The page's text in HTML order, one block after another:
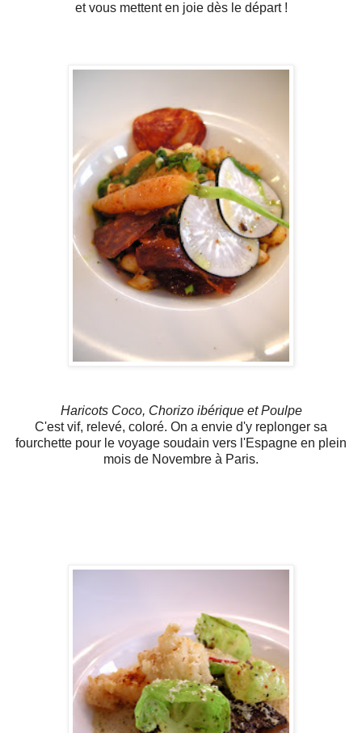
et vous mettent en joie dès le départ !
Haricots Coco, Chorizo ibérique et Poulpe
C'est vif, relevé, coloré. On a envie d'y replonger sa
fourchette pour le voyage soudain vers l'Espagne en plein
mois de Novembre à Paris.